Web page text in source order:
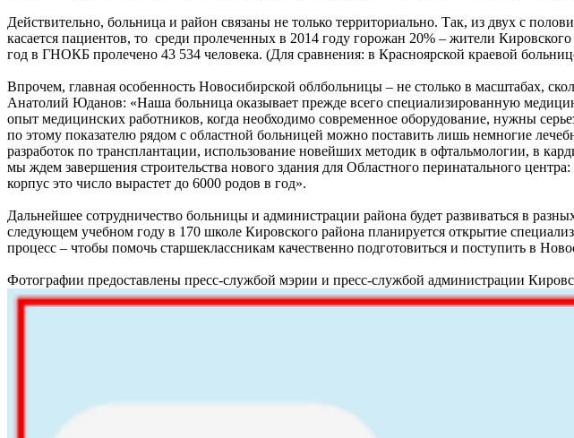
Действительно, больница и район связаны не только территориально. Так, из двух с
касается пациентов, то среди пролеченных в 2014 году горожан 20% – жители
год в ГНОКБ пролечено 43 534 человека. (Для сравнения: в Красноярской краевой
Впрочем, главная особенность Новосибирской облбольницы – не столько в масштабах,
Анатолий Юданов: «Наша больница оказывает прежде всего специализированную
опыт медицинских работников, когда необходимо современное оборудование, нужны
по этому показателю рядом с областной больницей можно поставить лишь немногие
разработок по трансплантации, использование новейших методик в офтальмологии, в
мы ждем завершения строительства нового здания для Областного перинатального
корпус это число вырастет до 6000 родов в год».
Дальнейшее сотрудничество больницы и администрации района будет развиваться в
следующем учебном году в 170 школе Кировского района планируется открытие
процесс – чтобы помочь старшеклассникам качественно подготовиться и поступить в
Фотографии предоставлены пресс-службой мэрии и пресс-службой администрации